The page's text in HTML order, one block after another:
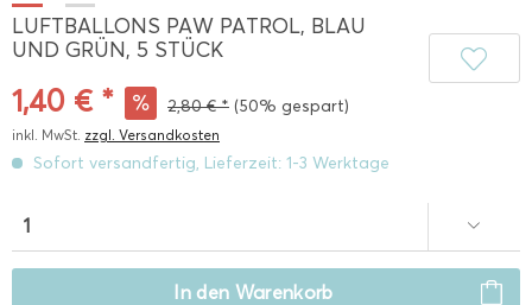
LUFTBALLONS PAW PATROL, BLAU
UND GRÜN, 5 STÜCK
1,40 € * 2,80 € * (50% gespart)
inkl. MwSt. zzgl. Versandkosten
Sofort versandfertig, Lieferzeit: 1-3 Werktage
In den Warenkorb